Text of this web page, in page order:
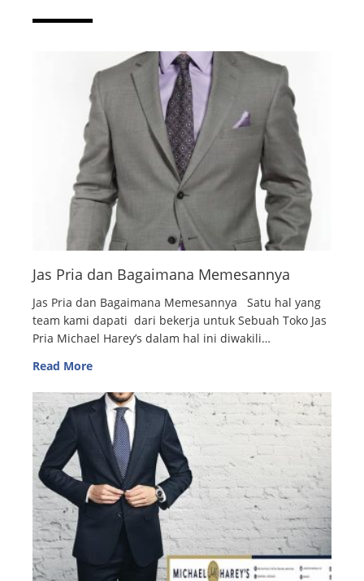
Jas Pria dan Bagaimana Memesannya
Jas Pria dan Bagaimana Memesannya Satu hal yang
team kami dapati dari bekerja untuk Sebuah Toko Jas
Pria Michael Harey’s dalam hal ini diwakili…
Read More